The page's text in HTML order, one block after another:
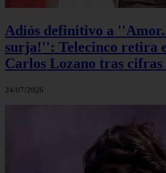
Adiós definitivo a
surja!'': Telecinco retira
Carlos Lozano tras cifras
24/07/2026